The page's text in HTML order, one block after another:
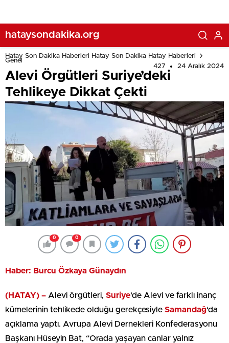
hataysondakika.org
Hatay Son Dakika Haberleri Hatay Son Dakika Hatay Haberleri
Genel
427
24 Aralık 2024
Alevi Örgütleri Suriye’deki
Tehlikeye Dikkat Çekti
0 0
Haber: Burcu Özkaya Günaydın
(HATAY) – Alevi örgütleri, Suriye‘de Alevi ve farklı inanç
kümelerinin tehlikede olduğu gerekçesiyle Samandağ‘da
açıklama yaptı. Avrupa Alevi Dernekleri Konfederasyonu
Başkanı Hüseyin Bat, “Orada yaşayan canlar yalnız